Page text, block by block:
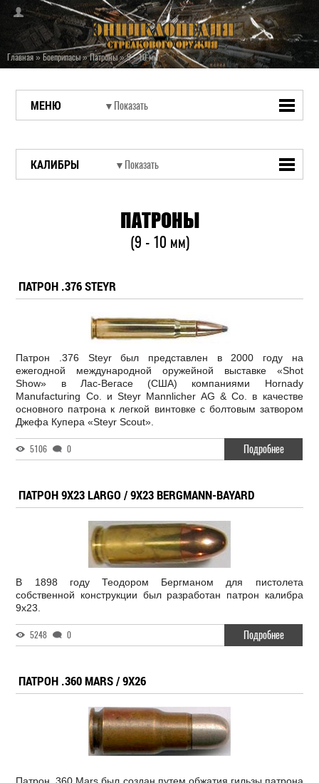
Главная»Боеприпасы»Патроны»9 - 10 мм
МЕНЮ
КАЛИБРЫ
ПАТРОНЫ
(9 - 10 мм)
ПАТРОН .376 STEYR
Патрон .376 Steyr был представлен в 2000 году на
ежегодной международной оружейной выставке «Shot
Show» в Лас-Вегасе (США) компаниями Hornady
Manufacturing Co. и Steyr Mannlicher AG & Co. в качестве
основного патрона к легкой винтовке с болтовым затвором
Джефа Купера «Steyr Scout».
5106 0 Подробнее
ПАТРОН 9X23 LARGO / 9X23 BERGMANN-BAYARD
В 1898 году Теодором Бергманом для пистолета
собственной конструкции был разработан патрон калибра
9x23.
5248 0 Подробнее
ПАТРОН .360 MARS / 9X26